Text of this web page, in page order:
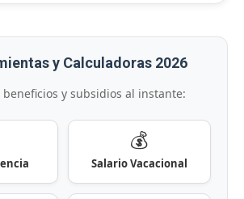
y Calculadoras 2026
beneficios y subsidios al instante:
💰
Salario Vacacional